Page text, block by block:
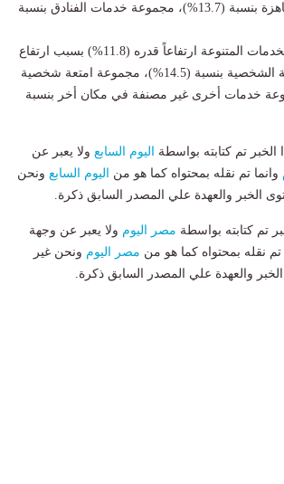
مجموعة الوجبات الجاهزة بنسبة (13.7%)، مجموعة خدمات الفنادق بنسبة
سجل قسم السلع والخدمات المتنوعة ارتفاعاً قدره (11.8%) بسبب ارتفاع
أسعار مجموعة العناية الشخصية بنسبة (14.5%)، مجموعة امتعة شخصية
مجموعة خدمات أخرى غير مصنفة في مكان أخر بنسبة
تم كتابته بواسطة اليوم السابع ولا يعبر عن
وانما تم نقله بمحتواه كما هو من اليوم السابع ونحن
الخبر والعهدة علي المصدر السابق ذكرة.
تم كتابته بواسطة مصر اليوم ولا يعبر عن وجهة
تم نقله بمحتواه كما هو من مصر اليوم ونحن غير
والعهدة علي المصدر السابق ذكرة.